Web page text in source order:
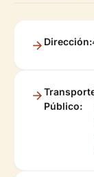
Dirección:
Público: